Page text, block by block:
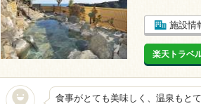
施設情
楽天トラベ
食事がとても美味しく、温泉もと